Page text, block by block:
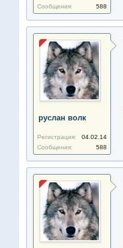
Сообщения:
588
руслан волк
Регистрация:
04.02.14
Сообщения:
588